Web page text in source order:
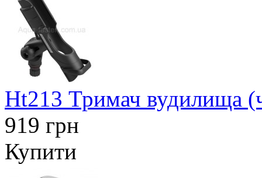
Ht213 Тримач вудилища
919 грн
Купити